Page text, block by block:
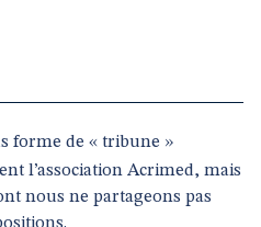
forme de « tribune »
l’association Acrimed, mais
nous ne partageons pas